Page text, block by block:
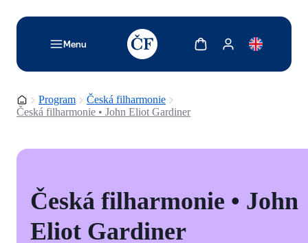
Menu
TODO: Add description for reader
Zobrazit košíkZobrazit můj účet
Domovská stránka
Program
Česká filharmonie
Česká filharmonie • John Eliot Gardiner
Česká filharmonie • John
Eliot Gardiner